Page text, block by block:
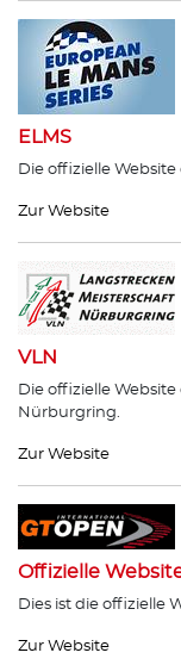
ELMS
Die offizielle
Zur Website
VLN
Die offizielle
Nürburgring.
Zur Website
Offizielle
Dies ist die offizielle
Zur Website